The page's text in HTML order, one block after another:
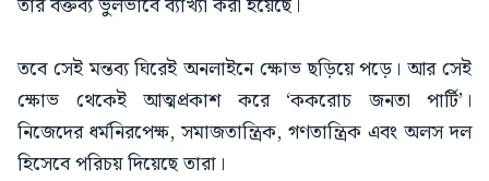
তবে সেই মন্তব্য ঘিরেই অনলাইনে ক্ষোভ ছড়িয়ে পড়ে। আর সেই
ক্ষোভ থেকেই আত্মপ্রকাশ করে ‘ককরোচ জনতা পার্টি’।
নিজেদের ধর্মনিরপেক্ষ, সমাজতান্ত্রিক, গণতান্ত্রিক এবং অলস দল
হিসেবে পরিচয় দিয়েছে তারা।